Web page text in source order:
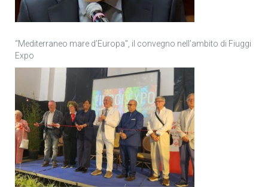
“Mediterraneo mare d’Europa”, il convegno nell’ambito di Fiuggi
Expo